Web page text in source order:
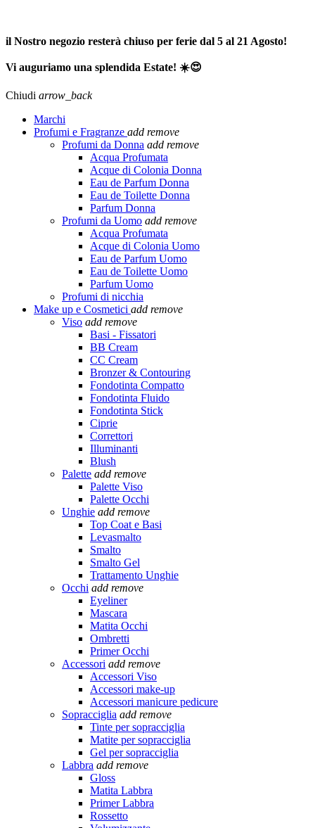
il Nostro negozio resterà chiuso per ferie dal 5 al 21 Agosto!
Vi auguriamo una splendida Estate! ☀️😍
Chiudi arrow_back
Marchi
Profumi e Fragranze add remove
Profumi da Donna add remove
Acqua Profumata
Acque di Colonia Donna
Eau de Parfum Donna
Eau de Toilette Donna
Parfum Donna
Profumi da Uomo add remove
Acqua Profumata
Acque di Colonia Uomo
Eau de Parfum Uomo
Eau de Toilette Uomo
Parfum Uomo
Profumi di nicchia
Make up e Cosmetici add remove
Viso add remove
Basi - Fissatori
BB Cream
CC Cream
Bronzer & Contouring
Fondotinta Compatto
Fondotinta Fluido
Fondotinta Stick
Ciprie
Correttori
Illuminanti
Blush
Palette add remove
Palette Viso
Palette Occhi
Unghie add remove
Top Coat e Basi
Levasmalto
Smalto
Smalto Gel
Trattamento Unghie
Occhi add remove
Eyeliner
Mascara
Matita Occhi
Ombretti
Primer Occhi
Accessori add remove
Accessori Viso
Accessori make-up
Accessori manicure pedicure
Sopracciglia add remove
Tinte per sopracciglia
Matite per sopracciglia
Gel per sopracciglia
Labbra add remove
Gloss
Matita Labbra
Primer Labbra
Rossetto